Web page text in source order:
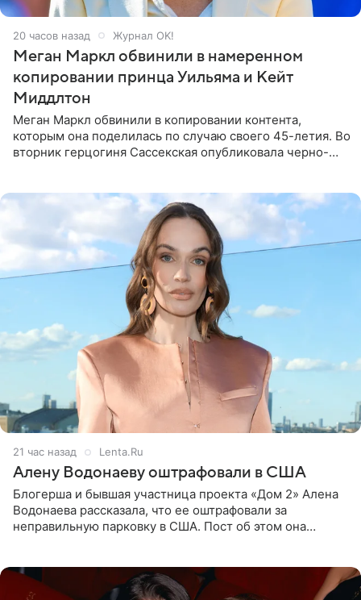
20 часов назад Журнал OK!
Меган Маркл обвинили в намеренном
копировании принца Уильяма и Кейт
Миддлтон
Меган Маркл обвинили в копировании контента,
которым она поделилась по случаю своего 45-летия. Во
вторник герцогиня Сассекская опубликовала черно-
21 час назад Lenta.Ru
Алену Водонаеву оштрафовали в США
Блогерша и бывшая участница проекта «Дом 2» Алена
Водонаева рассказала, что ее оштрафовали за
неправильную парковку в США. Пост об этом она